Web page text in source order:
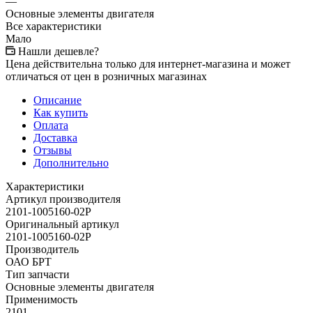
Основные элементы двигателя
Все характеристики
Мало
Нашли дешевле?
Цена действительна только для интернет-магазина и может
отличаться от цен в розничных магазинах
Описание
Как купить
Оплата
Доставка
Отзывы
Дополнительно
Характеристики
Артикул производителя
2101-1005160-02Р
Оригинальный артикул
2101-1005160-02Р
Производитель
ОАО БРТ
Тип запчасти
Основные элементы двигателя
Применимость